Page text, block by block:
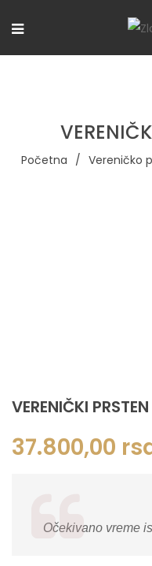
Početna / Vereničko
VERENIČKI
37.800,00
Očekivano vreme